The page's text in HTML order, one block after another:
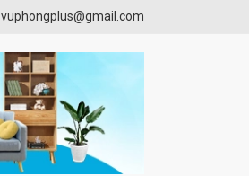
vuphongplus@gmail.com